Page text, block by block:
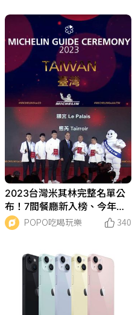
2023台灣米其林完整名單公
布！7間餐廳新入榜、今年三
星有這3間！
POPO吃喝玩樂 340